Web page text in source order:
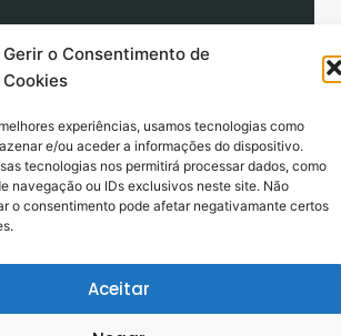
Gerir o Consentimento de
Cookies
experiências, usamos tecnologias como
e/ou aceder a informações do dispositivo.
tecnologias nos permitirá processar dados, como
navegação ou IDs exclusivos neste site. Não
o consentimento pode afetar negativamante certos
Aceitar
Fri 9:00 -18:30